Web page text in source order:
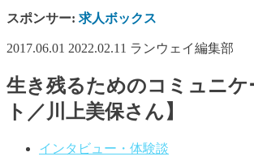
スポンサー: 求人ボックス
2017.06.01 2022.02.11 ランウェイ編集部
生き残るためのコミュニ
ト／川上美保さん】
インタビュー・体験談